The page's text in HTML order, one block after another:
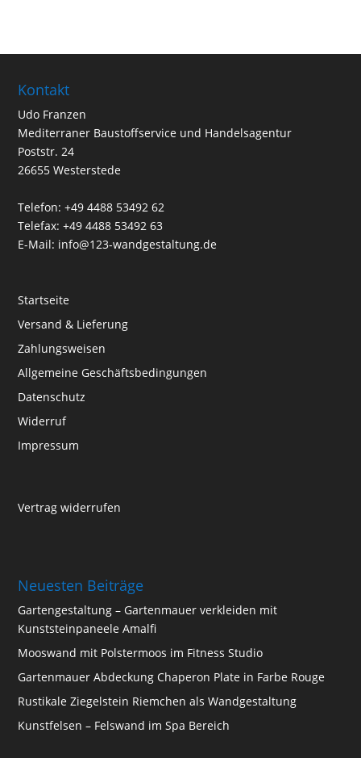
Kontakt
Udo Franzen
Mediterraner Baustoffservice und Handelsagentur
Poststr. 24
26655 Westerstede
Telefon: +49 4488 53492 62
Telefax: +49 4488 53492 63
E-Mail: info@123-wandgestaltung.de
Startseite
Versand & Lieferung
Zahlungsweisen
Allgemeine Geschäftsbedingungen
Datenschutz
Widerruf
Impressum
Vertrag widerrufen
Neuesten Beiträge
Gartengestaltung – Gartenmauer verkleiden mit
Kunststeinpaneele Amalfi
Mooswand mit Polstermoos im Fitness Studio
Gartenmauer Abdeckung Chaperon Plate in Farbe Rouge
Rustikale Ziegelstein Riemchen als Wandgestaltung
Kunstfelsen – Felswand im Spa Bereich